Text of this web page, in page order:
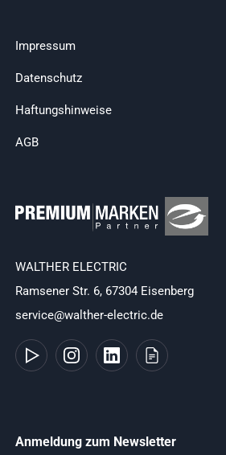
Impressum
Datenschutz
Haftungshinweise
AGB
WALTHER ELECTRIC
Ramsener Str. 6, 67304 Eisenberg
service@walther-electric.de
Anmeldung zum Newsletter